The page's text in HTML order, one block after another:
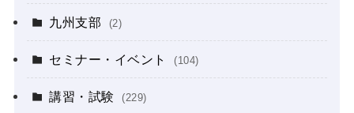
九州支部 (2)
セミナー・イベント (104)
講習・試験 (229)